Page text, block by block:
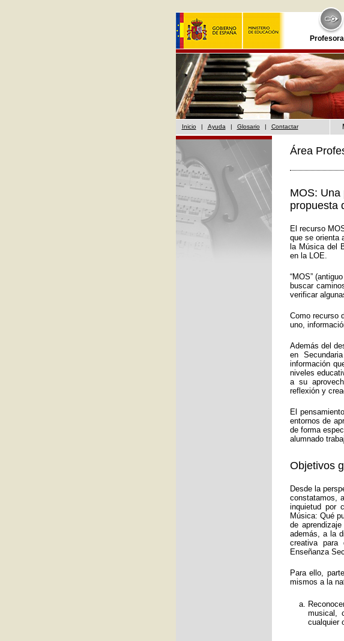
Inicio | Ayuda | Glosario | Contactar
Área
MOS: Una
propuesta
El recurso
que se orienta
la Música del
en la LOE.
“MOS”
buscar
verificar
Como recurso
uno,
Además del
en
información
niveles
a su
reflexión y
El
entornos de
de forma
alumnado
Objetivos
Desde la
constatamos,
inquietud por
Música: Qué
de
además, a la
creativa para
Enseñanza
Para ello,
mismos a la
musical,
cualquier